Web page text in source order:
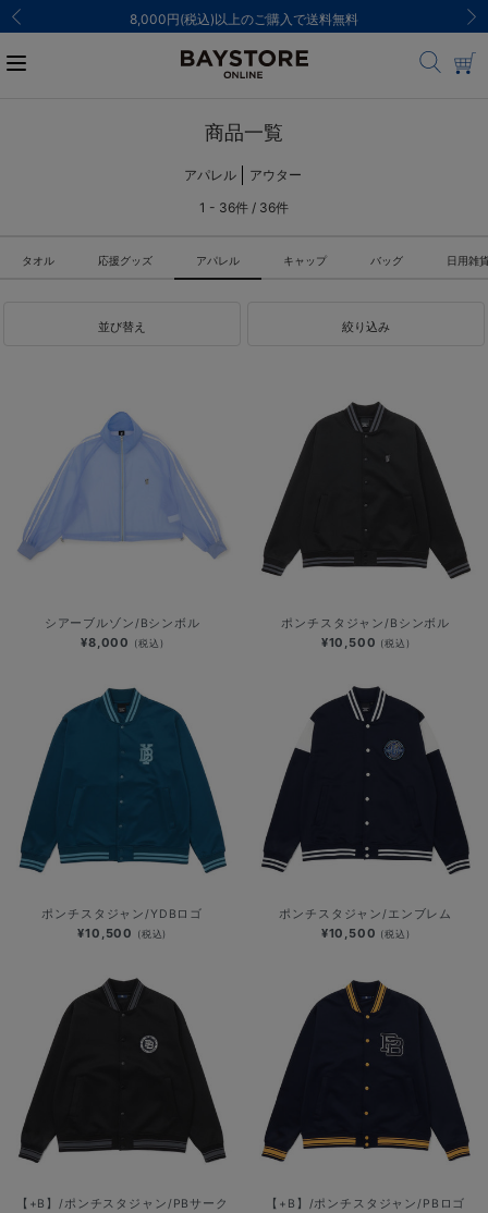
ご注文集中による発送についてのお知らせ
商品一覧
アパレル
アウター
1 - 36件 / 36件
タオル 応援グッズ アパレル キャップ バッグ 日用雑
並び替え 絞り込み
シアーブルゾン/Bシンボル
¥8,000 (税込)
ポンチスタジャン/Bシンボル
¥10,500 (税込)
ポンチスタジャン/YDBロゴ
¥10,500 (税込)
ポンチスタジャン/エンブレム
¥10,500 (税込)
【+B】/ポンチスタジャン/PBサーク
【+B】/ポンチスタジャン/PBロゴ